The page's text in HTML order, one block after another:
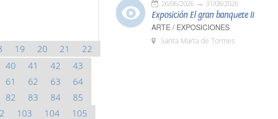
19 20 21
22
40 41 42
43
61 62 63
64
82 83 84
85
103 104
105
26/06/2026 31/08/2026
Exposición El gran banquete II
ARTE / EXPOSICIONES
Santa Marta de Tormes